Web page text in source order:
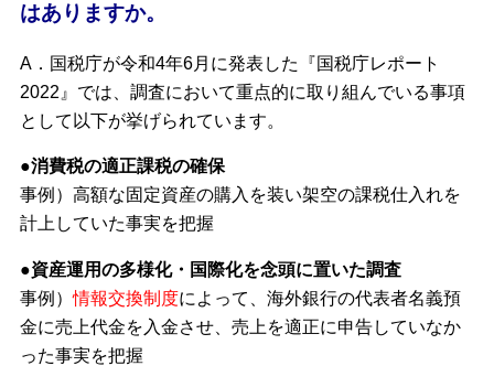
はありますか。
A．国税庁が令和4年6月に発表した『国税庁レポート
2022』では、調査において重点的に取り組んでいる事項
として以下が挙げられています。
●消費税の適正課税の確保
事例）高額な固定資産の購入を装い架空の課税仕入れを
計上していた事実を把握
●資産運用の多様化・国際化を念頭に置いた調査
事例）情報交換制度によって、海外銀行の代表者名義預
金に売上代金を入金させ、売上を適正に申告していなか
った事実を把握